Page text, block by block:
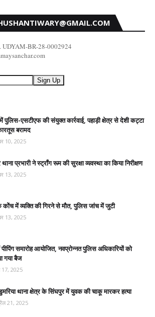
BR-28-0002924
पुलिस-एसटीएफ की संयुक्त कार्रवाई, पहाड़ी क्षेत्र से देशी कट्टा
बरामद
10, 2025
थाना प्रभारी ने स्ट्रॉंग रूम की सुरक्षा व्यवस्था का किया निरीक्षण
13, 2025
कोंच में व्यक्ति की गिरने से मौत, पुलिस जांच में जुटी
13, 2025
समारोह आयोजित, नवप्रोन्नत पुलिस अधिकारियों को
गया बैज
2025
थाना क्षेत्र के सिंघपुर में युवक की चाकू मारकर हत्या
21, 2025